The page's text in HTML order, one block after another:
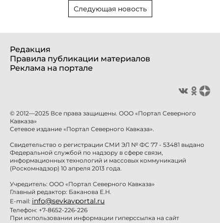
Следующая новость
Редакция
Правила публикации материалов
Реклама на портале
© 2012—2025 Все права защищены. ООО «Портал Северного
Кавказа»
Сетевое издание «Портал Северного Кавказа».
Свидетельство о регистрации СМИ ЭЛ № ФС 77 - 53481 выдано
Федеральной службой по надзору в сфере связи,
информационных технологий и массовых коммуникаций
(Роскомнадзор) 10 апреля 2013 года.
Учредитель: ООО «Портал Северного Кавказа»
Главный редактор: Баканова Е.Н.
E-mail: info@sevkavportal.ru
Телефон: +7-8652-226-226
При использовании информации гиперссылка на сайт